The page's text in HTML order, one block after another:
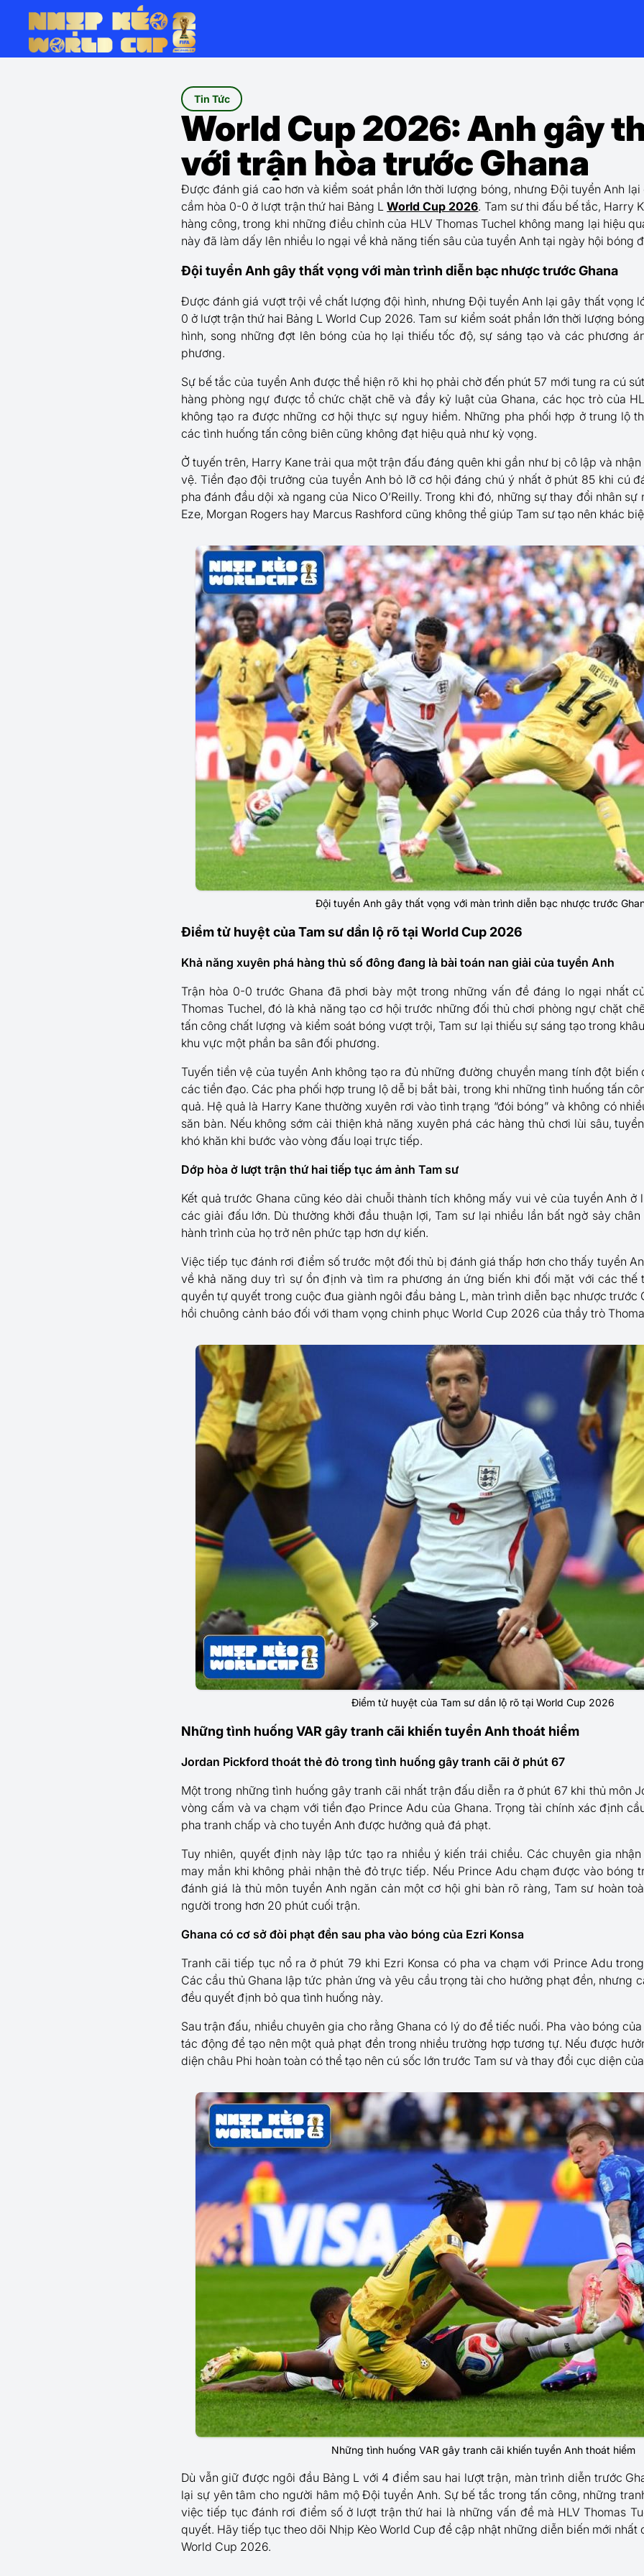
Tin Tức
World Cup 2026: Anh gây
với trận hòa trước Ghana
Được đánh giá cao hơn và kiểm soát phần lớn thời lượng bóng, nhưng Đội tuyển Anh
cầm hòa 0-0 ở lượt trận thứ hai Bảng LWorld Cup 2026. Tam sư thi đấu bế tắc, Harry
hàng công, trong khi những điều chỉnh của HLV Thomas Tuchel không mang lại hiệu
này đã làm dấy lên nhiều lo ngại về khả năng tiến sâu của tuyển Anh tại ngày hội bóng
Đội tuyển Anh gây thất vọng với màn trình diễn bạc nhược trước Ghana
Được đánh giá vượt trội về chất lượng đội hình, nhưng Đội tuyển Anh lại gây thất vọng
0 ở lượt trận thứ hai Bảng L World Cup 2026. Tam sư kiểm soát phần lớn thời lượng
hình, song những đợt lên bóng của họ lại thiếu tốc độ, sự sáng tạo và các phương
phương.
Sự bế tắc của tuyển Anh được thể hiện rõ khi họ phải chờ đến phút 57 mới tung ra cú
hàng phòng ngự được tổ chức chặt chẽ và đầy kỷ luật của Ghana, các học trò của
không tạo ra được những cơ hội thực sự nguy hiểm. Những pha phối hợp ở trung lộ
các tình huống tấn công biên cũng không đạt hiệu quả như kỳ vọng.
Ở tuyến trên, Harry Kane trải qua một trận đấu đáng quên khi gần như bị cô lập và
vệ. Tiền đạo đội trưởng của tuyển Anh bỏ lỡ cơ hội đáng chú ý nhất ở phút 85 khi cú
pha đánh đầu dội xà ngang của Nico O’Reilly. Trong khi đó, những sự thay đổi nhân sự
Eze, Morgan Rogers hay Marcus Rashford cũng không thể giúp Tam sư tạo nên khác
Đội tuyển Anh gây thất vọng với màn trình diễn bạc nhược trước
Điểm tử huyệt của Tam sư dần lộ rõ tại World Cup 2026
Khả năng xuyên phá hàng thủ số đông đang là bài toán nan giải của tuyển Anh
Trận hòa 0-0 trước Ghana đã phơi bày một trong những vấn đề đáng lo ngại nhất
Thomas Tuchel, đó là khả năng tạo cơ hội trước những đối thủ chơi phòng ngự chặt
tấn công chất lượng và kiểm soát bóng vượt trội, Tam sư lại thiếu sự sáng tạo trong
khu vực một phần ba sân đối phương.
Tuyến tiền vệ của tuyển Anh không tạo ra đủ những đường chuyền mang tính đột biến
các tiền đạo. Các pha phối hợp trung lộ dễ bị bắt bài, trong khi những tình huống tấn
quả. Hệ quả là Harry Kane thường xuyên rơi vào tình trạng “đói bóng” và không có
săn bàn. Nếu không sớm cải thiện khả năng xuyên phá các hàng thủ chơi lùi sâu,
khó khăn khi bước vào vòng đấu loại trực tiếp.
Dớp hòa ở lượt trận thứ hai tiếp tục ám ảnh Tam sư
Kết quả trước Ghana cũng kéo dài chuỗi thành tích không mấy vui vẻ của tuyển Anh
các giải đấu lớn. Dù thường khởi đầu thuận lợi, Tam sư lại nhiều lần bất ngờ sảy
hành trình của họ trở nên phức tạp hơn dự kiến.
Việc tiếp tục đánh rơi điểm số trước một đối thủ bị đánh giá thấp hơn cho thấy tuyển
về khả năng duy trì sự ổn định và tìm ra phương án ứng biến khi đối mặt với các thế
quyền tự quyết trong cuộc đua giành ngôi đầu bảng L, màn trình diễn bạc nhược trước
hồi chuông cảnh báo đối với tham vọng chinh phục World Cup 2026 của thầy trò
Điểm tử huyệt của Tam sư dần lộ rõ tại World Cup 2026
Những tình huống VAR gây tranh cãi khiến tuyển Anh thoát hiểm
Jordan Pickford thoát thẻ đỏ trong tình huống gây tranh cãi ở phút 67
Một trong những tình huống gây tranh cãi nhất trận đấu diễn ra ở phút 67 khi thủ môn
vòng cấm và va chạm với tiền đạo Prince Adu của Ghana. Trọng tài chính xác định
pha tranh chấp và cho tuyển Anh được hưởng quả đá phạt.
Tuy nhiên, quyết định này lập tức tạo ra nhiều ý kiến trái chiều. Các chuyên gia
may mắn khi không phải nhận thẻ đỏ trực tiếp. Nếu Prince Adu chạm được vào bóng
đánh giá là thủ môn tuyển Anh ngăn cản một cơ hội ghi bàn rõ ràng, Tam sư hoàn
người trong hơn 20 phút cuối trận.
Ghana có cơ sở đòi phạt đền sau pha vào bóng của Ezri Konsa
Tranh cãi tiếp tục nổ ra ở phút 79 khi Ezri Konsa có pha va chạm với Prince Adu
Các cầu thủ Ghana lập tức phản ứng và yêu cầu trọng tài cho hưởng phạt đền, nhưng
đều quyết định bỏ qua tình huống này.
Sau trận đấu, nhiều chuyên gia cho rằng Ghana có lý do để tiếc nuối. Pha vào bóng
tác động để tạo nên một quả phạt đền trong nhiều trường hợp tương tự. Nếu được
diện châu Phi hoàn toàn có thể tạo nên cú sốc lớn trước Tam sư và thay đổi cục diện
Những tình huống VAR gây tranh cãi khiến tuyển Anh thoát hiểm
Dù vẫn giữ được ngôi đầu Bảng L với 4 điểm sau hai lượt trận, màn trình diễn trước
lại sự yên tâm cho người hâm mộ Đội tuyển Anh. Sự bế tắc trong tấn công, những
việc tiếp tục đánh rơi điểm số ở lượt trận thứ hai là những vấn đề mà HLV Thomas
quyết. Hãy tiếp tục theo dõi Nhịp Kèo World Cup để cập nhật những diễn biến mới nhất
World Cup 2026.